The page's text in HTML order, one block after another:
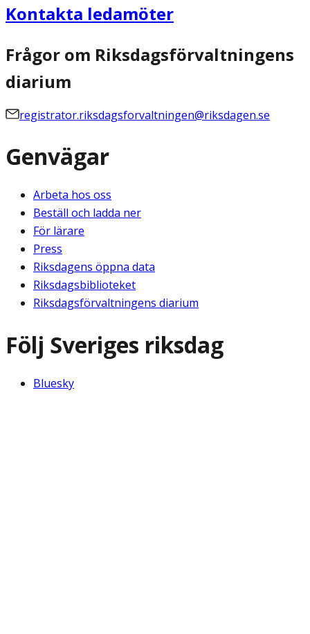
Kontakta ledamöter
Frågor om Riksdagsförvaltningens
diarium
registrator.riksdagsforvaltningen@riksdagen.se
Genvägar
Arbeta hos oss
Beställ och ladda ner
För lärare
Press
Riksdagens öppna data
Riksdagsbiblioteket
Riksdagsförvaltningens diarium
Följ Sveriges riksdag
Bluesky